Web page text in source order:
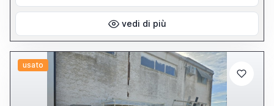
vedi di più
usato